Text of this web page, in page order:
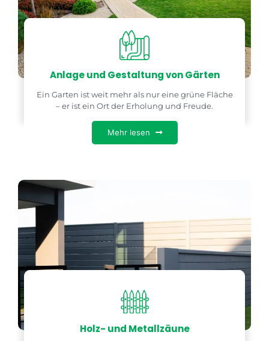
Anlage und Gestaltung von Gärten
Ein Garten ist weit mehr als nur eine grüne Fläche
– er ist ein Ort der Erholung und Freude.
Mehr lesen
Holz- und Metallzäune